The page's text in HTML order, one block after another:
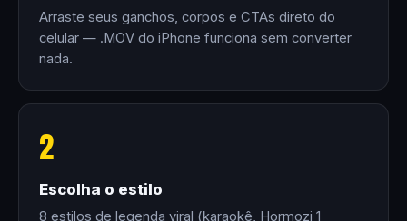
Arraste seus ganchos, corpos e CTAs direto do
celular — .MOV do iPhone funciona sem converter
nada.
2
Escolha o estilo
8 estilos de legenda viral (karaokê, Hormozi 1